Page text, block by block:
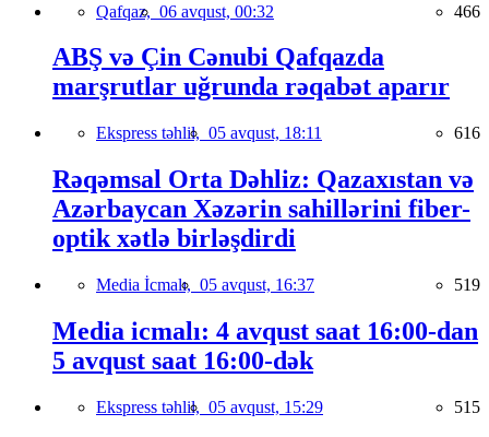
Qafqaz, 06 avqust, 00:32 466
ABŞ və Çin Cənubi Qafqazda
marşrutlar uğrunda rəqabət aparır
Ekspress təhlil, 05 avqust, 18:11 616
Rəqəmsal Orta Dəhliz: Qazaxıstan və
Azərbaycan Xəzərin sahillərini fiber-
optik xətlə birləşdirdi
Media İcmalı, 05 avqust, 16:37 519
Media icmalı: 4 avqust saat 16:00-dan
5 avqust saat 16:00-dək
Ekspress təhlil, 05 avqust, 15:29 515